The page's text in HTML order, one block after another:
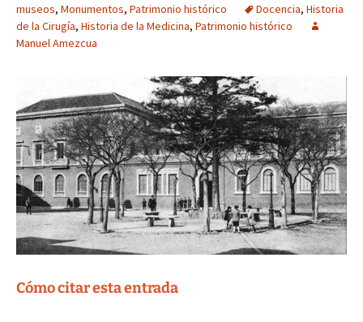
museos, Monumentos, Patrimonio histórico Docencia, Historia
de la Cirugía, Historia de la Medicina, Patrimonio histórico
Manuel Amezcua
Cómo citar esta entrada